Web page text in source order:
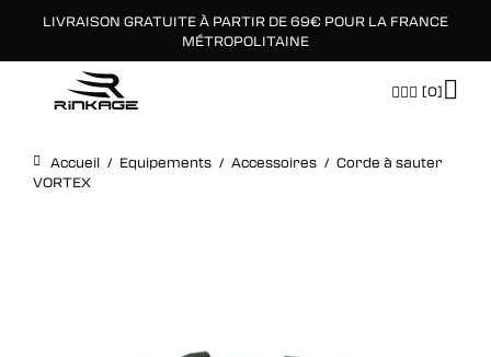
LIVRAISON GRATUITE À PARTIR DE 69€ POUR LA FRANCE
MÉTROPOLITAINE
[0]
Accueil / Equipements / Accessoires / Corde à sauter
VORTEX